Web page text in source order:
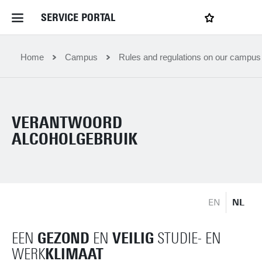
SERVICE PORTAL
Home Service Portal
News and Events
Filter by service department
Home Campus Rules and regulations on our campus
VERANTWOORD
ALCOHOLGEBRUIK
EN NL
EEN GEZOND EN VEILIG STUDIE- EN
WERKKLIMAAT